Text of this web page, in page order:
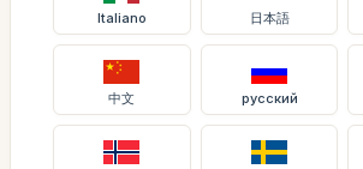
Italiano 日本語
中文 русский